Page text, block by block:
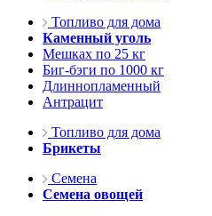
Топливо для дома
Каменный уголь
Мешках по 25 кг
Биг-бэги по 1000 кг
Длиннопламенный
Антрацит
Топливо для дома
Брикеты
Семена
Семена овощей